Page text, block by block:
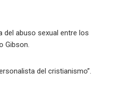
del abuso sexual entre los
Gibson.
del cristianismo”.